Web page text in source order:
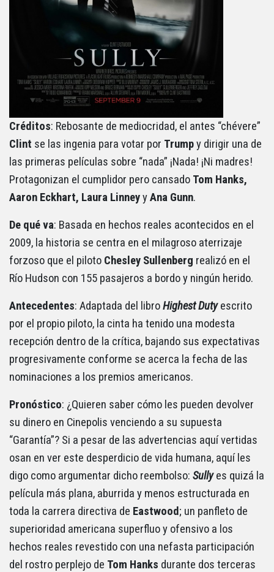
Créditos: Rebosante de mediocridad, el antes “chévere”
Clint se las ingenia para votar por Trumpy dirigir una de
las primeras películas sobre “nada” ¡Nada! ¡Ni madres!
Protagonizan el cumplidor pero cansado Tom Hanks,
Aaron Eckhart, Laura LinneyyAna Gunn.
De qué va: Basada en hechos reales acontecidos en el
2009, la historia se centra en el milagroso aterrizaje
forzoso que el piloto Chesley Sullenberg realizó en el
Río Hudson con 155 pasajeros a bordo y ningún herido.
Antecedentes: Adaptada del libroHighest Dutyescrito
por el propio piloto, la cinta ha tenido una modesta
recepción dentro de la crítica, bajando sus expectativas
progresivamente conforme se acerca la fecha de las
nominaciones a los premios americanos.
Pronóstico: ¿Quieren saber cómo les pueden devolver
su dinero en Cinepolis venciendo a su supuesta
“Garantía”? Si a pesar de las advertencias aquí vertidas
osan en ver este desperdicio de vida humana, aquí les
digo como argumentar dicho reembolso: Sullyes quizá la
película más plana, aburrida y menos estructurada en
toda la carrera directiva de Eastwood; un panfleto de
superioridad americana superfluo y ofensivo a los
hechos reales revestido con una nefasta participación
del rostro perplejo de Tom Hanks durante dos terceras